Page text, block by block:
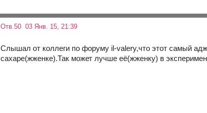
Отв.50 03 Янв. 15, 21:39
Слышал от коллеги по форуму il-valery,что этот самый
сахаре(жженке).Так может лучше её(жженку) в